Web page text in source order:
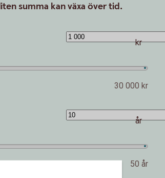
summa kan växa över tid.
30 000 kr
kr
50 år
år